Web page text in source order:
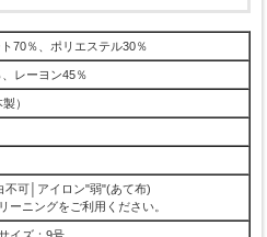
70％、ポリエステル30％
レーヨン45％
）
不可│アイロン"弱"(あて布)
ーニングをご利用ください。